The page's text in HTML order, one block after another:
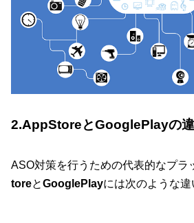
2.AppStoreとGooglePlayの
ASO対策を行うための代表的なプラ
toreとGooglePlayには次のような違